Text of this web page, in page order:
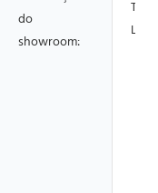
do
showroom: